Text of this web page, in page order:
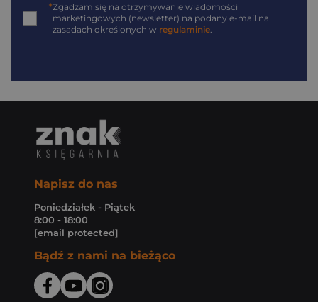
*Zgadzam się na otrzymywanie wiadomości
marketingowych (newsletter) na podany e-mail na
zasadach określonych w regulaminie.
Napisz do nas
Poniedziałek - Piątek
8:00 - 18:00
[email protected]
Bądź z nami na bieżąco